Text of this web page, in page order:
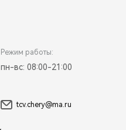
Режим работы:
пн-вс: 08:00-21:00
tcv.chery@ma.ru